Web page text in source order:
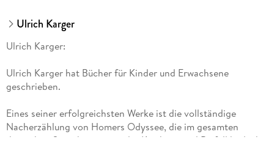
Ulrich Karger
Ulrich Karger:
Ulrich Karger hat Bücher für Kinder und Erwachsene
geschrieben.
Eines seiner erfolgreichsten Werke ist die vollständige
Nacherzählung von Homers Odyssee, die im gesamten
deutschen Sprachraum von der Kritik mit viel Beifall bedacht